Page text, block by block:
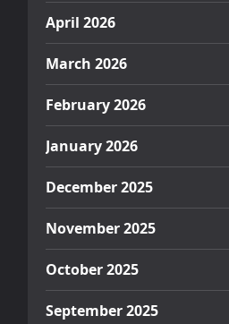
April 2026
March 2026
February 2026
January 2026
December 2025
November 2025
October 2025
September 2025